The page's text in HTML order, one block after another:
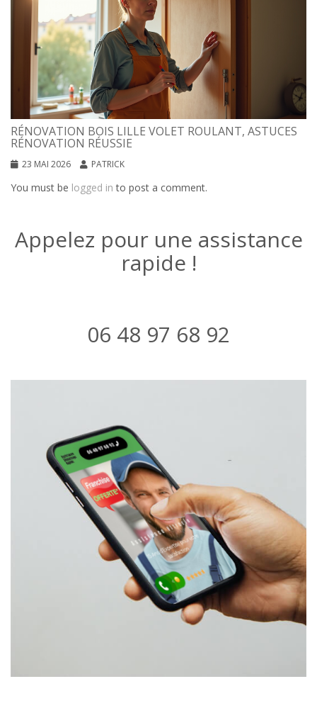
RÉNOVATION BOIS LILLE VOLET ROULANT, ASTUCES
RÉNOVATION RÉUSSIE
23 MAI 2026 PATRICK
You must be logged in to post a comment.
Appelez pour une assistance
rapide !
06 48 97 68 92